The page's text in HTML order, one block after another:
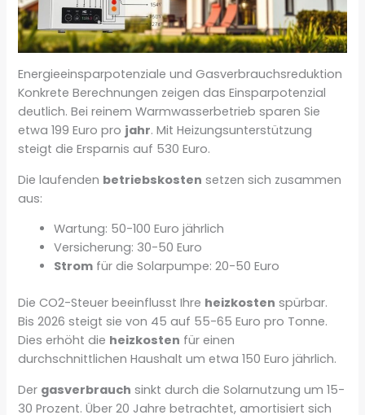
Energieeinsparpotenziale und Gasverbrauchsreduktion
Konkrete Berechnungen zeigen das Einsparpotenzial
deutlich. Bei reinem Warmwasserbetrieb sparen Sie
etwa 199 Euro pro jahr. Mit Heizungsunterstützung
steigt die Ersparnis auf 530 Euro.
Die laufenden betriebskosten setzen sich zusammen
aus:
Wartung: 50-100 Euro jährlich
Versicherung: 30-50 Euro
Strom für die Solarpumpe: 20-50 Euro
Die CO2-Steuer beeinflusst Ihre heizkosten spürbar.
Bis 2026 steigt sie von 45 auf 55-65 Euro pro Tonne.
Dies erhöht die heizkosten für einen
durchschnittlichen Haushalt um etwa 150 Euro jährlich.
Der gasverbrauch sinkt durch die Solarnutzung um 15-
30 Prozent. Über 20 Jahre betrachtet, amortisiert sich